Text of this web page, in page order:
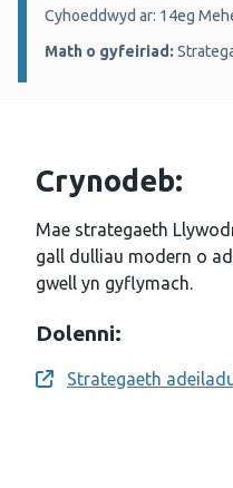
Manylion:
Cyhoeddwyd ar: 14eg
Math o gyfeiriad:
Crynodeb:
Mae strategaeth
gall dulliau modern o
gwell yn gyflymach.
Dolenni:
Opens a new
Strategaeth